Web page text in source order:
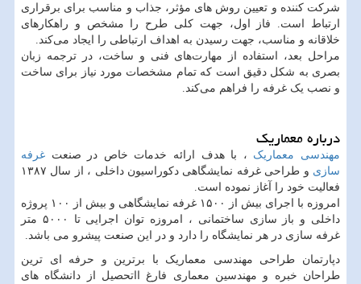
شرکت کننده و تعیین روش های مؤثر، جذاب و مناسب برای برقراری
ارتباط است. فاز اول، جهت کلی طرح را مشخص و راهکارهای
خلاقانه و مناسب، جهت رسیدن به اهداف ارتباطی را ایجاد می‌کند.
مراحل بعد، استفاده از مهارت‌های فنی و ساخت، در ترجمه زبان
بصری به شکل دقیق است که تمام مشخصات مورد نیاز برای ساخت
و نصب یک غرفه را فراهم می‌کند.
درباره معماریک
مهندسی معماریک ، با هدف ارائه خدمات خاص در صنعت غرفه
سازی
و طراحی غرفه نمایشگاهی دکوراسیون داخلی ، از سال ۱۳۸۷
فعالیت خود را آغاز نموده است.
امروزه با اجرای بیش از ۱۵۰۰ غرفه نمایشگاهی و بیش از ۱۰۰ پروژه
داخلی و باز سازی ساختمانی ، امروزه توان اجرایی تا ۵۰۰۰ متر
غرفه سازی در هر نمایشگاه را دارد و در این صنعت پیشرو می باشد.
دپارتمان طراحی مهندسی معماریک با برترین و حرفه ای ترین
طراحان خبره و مهندسین معماری فارغ ااتحصیل از دانشگاه های